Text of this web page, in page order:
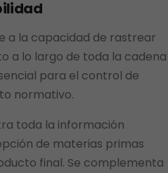
a la capacidad de rastrear
a lo largo de toda la cadena
para el control de
normativo.
toda la información
de materias primas
final. Se complementa